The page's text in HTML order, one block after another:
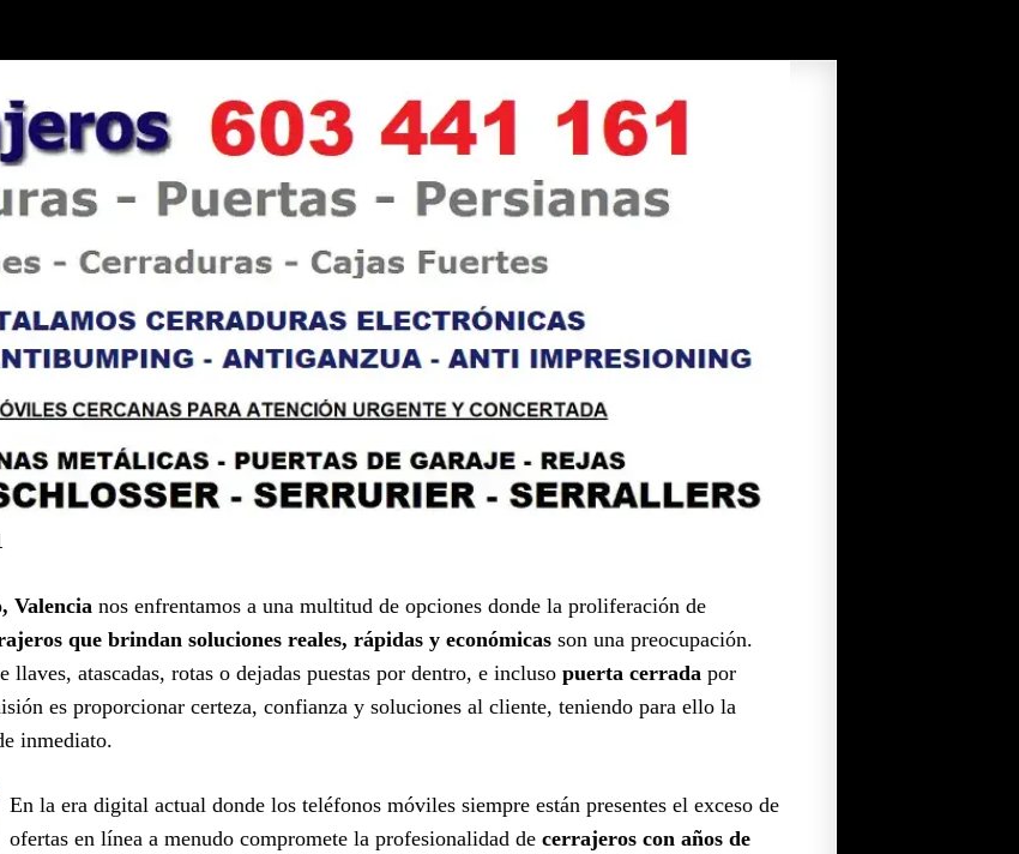
Valencia nos enfrentamos a una multitud de opciones donde la proliferación de
que brindan soluciones reales, rápidas y económicas son una preocupación.
llaves, atascadas, rotas o dejadas puestas por dentro, e incluso puerta cerrada por
es proporcionar certeza, confianza y soluciones al cliente, teniendo para ello la
inmediato.
En la era digital actual donde los teléfonos móviles siempre están presentes el exceso de
ofertas en línea a menudo compromete la profesionalidad de cerrajeros con años de